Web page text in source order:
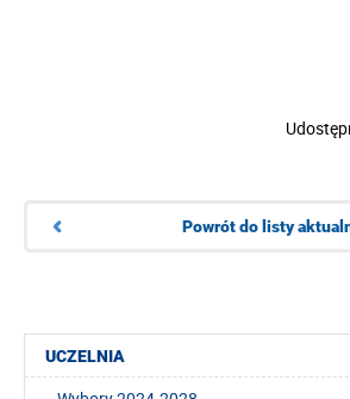
Powrót do listy
UCZELNIA